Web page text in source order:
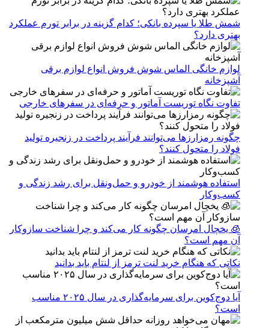
شمش طلا یا سپرده بانکی؛ کدام گزینه در برابر تورم عملکرد
بهتری دارد؟
لوازم خانگی الماس شوش فروش انواع لوازم برقی
آشپزخانه
تفاوت نگاه توریست آماتور و حرفه‌ای در سفرهای خارجی
چگونه رمزارزها می‌توانند فرآیند پرداخت در زنجیره تولید
فولاد را متحول کنند؟
استفاده هوشمند از خودرو و حمل‌ونقل برای رشد زندگی و
کسب‌وکار
🧊 یخچال امرسان چگونه کار می‌کند و چرا شناخت سازوکار
آن مهم است؟
نکاتی که هنگام خرید لنت ترمز از لنتام باید بدانید
آیا دوج‌کوین برای سرمایه‌گذاری در سال ۲۰۲۵ مناسب
است؟